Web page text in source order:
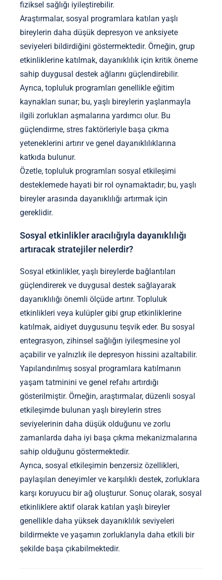
fiziksel sağlığı iyileştirebilir.
Araştırmalar, sosyal programlara katılan yaşlı
bireylerin daha düşük depresyon ve anksiyete
seviyeleri bildirdiğini göstermektedir. Örneğin, grup
etkinliklerine katılmak, dayanıklılık için kritik öneme
sahip duygusal destek ağlarını güçlendirebilir.
Ayrıca, topluluk programları genellikle eğitim
kaynakları sunar; bu, yaşlı bireylerin yaşlanmayla
ilgili zorlukları aşmalarına yardımcı olur. Bu
güçlendirme, stres faktörleriyle başa çıkma
yeteneklerini artırır ve genel dayanıklılıklarına
katkıda bulunur.
Özetle, topluluk programları sosyal etkileşimi
desteklemede hayati bir rol oynamaktadır; bu, yaşlı
bireyler arasında dayanıklılığı artırmak için
gereklidir.
Sosyal etkinlikler aracılığıyla dayanıklılığı
artıracak stratejiler nelerdir?
Sosyal etkinlikler, yaşlı bireylerde bağlantıları
güçlendirerek ve duygusal destek sağlayarak
dayanıklılığı önemli ölçüde artırır. Topluluk
etkinlikleri veya kulüpler gibi grup etkinliklerine
katılmak, aidiyet duygusunu teşvik eder. Bu sosyal
entegrasyon, zihinsel sağlığın iyileşmesine yol
açabilir ve yalnızlık ile depresyon hissini azaltabilir.
Yapılandırılmış sosyal programlara katılmanın
yaşam tatminini ve genel refahı artırdığı
gösterilmiştir. Örneğin, araştırmalar, düzenli sosyal
etkileşimde bulunan yaşlı bireylerin stres
seviyelerinin daha düşük olduğunu ve zorlu
zamanlarda daha iyi başa çıkma mekanizmalarına
sahip olduğunu göstermektedir.
Ayrıca, sosyal etkileşimin benzersiz özellikleri,
paylaşılan deneyimler ve karşılıklı destek, zorluklara
karşı koruyucu bir ağ oluşturur. Sonuç olarak, sosyal
etkinliklere aktif olarak katılan yaşlı bireyler
genellikle daha yüksek dayanıklılık seviyeleri
bildirmekte ve yaşamın zorluklarıyla daha etkili bir
şekilde başa çıkabilmektedir.